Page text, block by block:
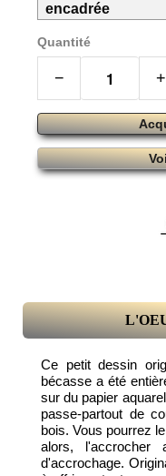
encadrée
Quantité
− +
Ce petit dessin
bécasse a été
sur du papier
passe-partout de
bois. Vous pourrez
alors,
d'accrochage.